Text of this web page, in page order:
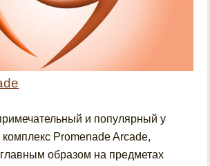
и популярный у
комплекс Promenade Arcade,
образом на предметах